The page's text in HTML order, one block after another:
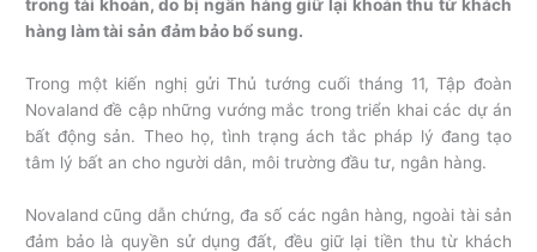
trong tài khoản, do bị ngân hàng giữ lại khoản thu từ khách
hàng làm tài sản đảm bảo bổ sung.
Trong một kiến nghị gửi Thủ tướng cuối tháng 11, Tập đoàn
Novaland đề cập những vướng mắc trong triển khai các dự án
bất động sản. Theo họ, tình trạng ách tắc pháp lý đang tạo
tâm lý bất an cho người dân, môi trường đầu tư, ngân hàng.
Novaland cũng dẫn chứng, đa số các ngân hàng, ngoài tài sản
đảm bảo là quyền sử dụng đất, đều giữ lại tiền thu từ khách